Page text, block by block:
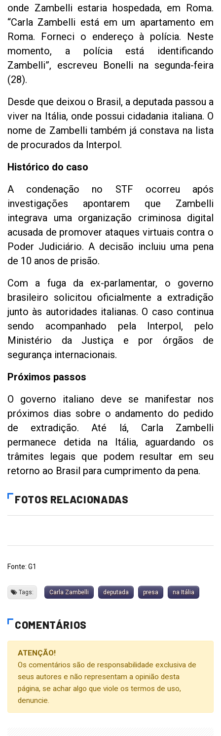
onde Zambelli estaria hospedada, em Roma.
“Carla Zambelli está em um apartamento em
Roma. Forneci o endereço à polícia. Neste
momento, a polícia está identificando
Zambelli”, escreveu Bonelli na segunda-feira
(28).
Desde que deixou o Brasil, a deputada passou a
viver na Itália, onde possui cidadania italiana. O
nome de Zambelli também já constava na lista
de procurados da Interpol.
Histórico do caso
A condenação no STF ocorreu após
investigações apontarem que Zambelli
integrava uma organização criminosa digital
acusada de promover ataques virtuais contra o
Poder Judiciário. A decisão incluiu uma pena
de 10 anos de prisão.
Com a fuga da ex-parlamentar, o governo
brasileiro solicitou oficialmente a extradição
junto às autoridades italianas. O caso continua
sendo acompanhado pela Interpol, pelo
Ministério da Justiça e por órgãos de
segurança internacionais.
Próximos passos
O governo italiano deve se manifestar nos
próximos dias sobre o andamento do pedido
de extradição. Até lá, Carla Zambelli
permanece detida na Itália, aguardando os
trâmites legais que podem resultar em seu
retorno ao Brasil para cumprimento da pena.
FOTOS RELACIONADAS
Fonte: G1
Tags: Carla Zambelli deputada presa na Itália
COMENTÁRIOS
ATENÇÃO!
Os comentários são de responsabilidade exclusiva de
seus autores e não representam a opinião desta
página, se achar algo que viole os termos de uso,
denuncie.